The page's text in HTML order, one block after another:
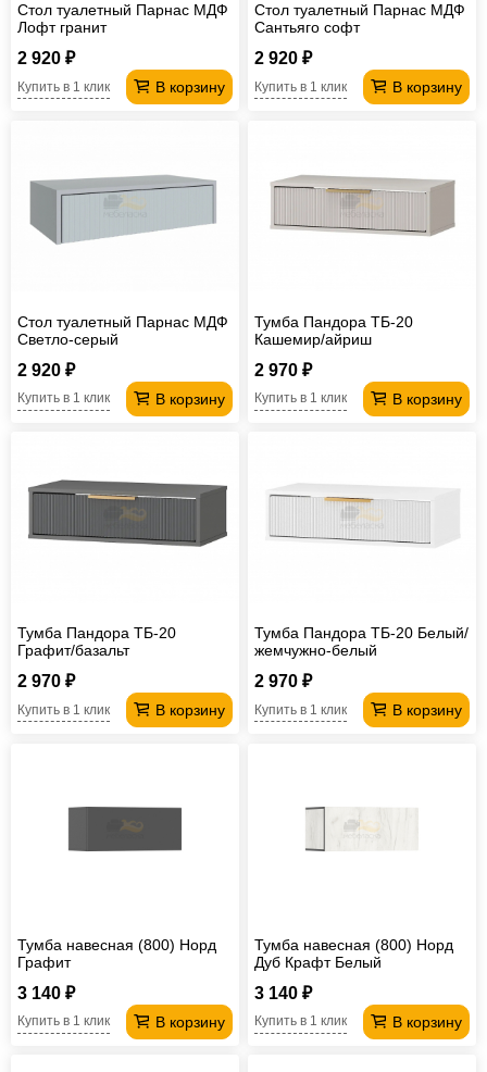
Стол туалетный Парнас МДФ
Лофт гранит
2 920 ₽
В корзину
Купить в 1 клик
Стол туалетный Парнас МДФ
Сантьяго софт
2 920 ₽
В корзину
Купить в 1 клик
Стол туалетный Парнас МДФ
Светло-серый
2 920 ₽
В корзину
Купить в 1 клик
Тумба Пандора ТБ-20
Кашемир/айриш
2 970 ₽
В корзину
Купить в 1 клик
Тумба Пандора ТБ-20
Графит/базальт
2 970 ₽
В корзину
Купить в 1 клик
Тумба Пандора ТБ-20 Белый/
жемчужно-белый
2 970 ₽
В корзину
Купить в 1 клик
Тумба навесная (800) Норд
Графит
3 140 ₽
В корзину
Купить в 1 клик
Тумба навесная (800) Норд
Дуб Крафт Белый
3 140 ₽
В корзину
Купить в 1 клик